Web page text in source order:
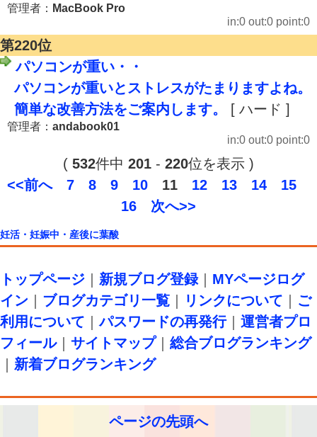
管理者： MacBook Pro
in:0 out:0 point:0
第220位
パソコンが重い・・
パソコンが重いとストレスがたまりますよね。
簡単な改善方法をご案内します。
[ ハード ]
管理者： andabook01
in:0 out:0 point:0
( 532件中 201 - 220位を表示 )
<<前へ
7 8 9 10 11 12 13 14
15
16
次へ>>
妊活・妊娠中・産後に葉酸
トップページ 新規ブログ登録｜ MYページログ
イン
ブログカテゴリ一覧 リンクについて
ご
利用について ｜パスワードの再発行｜ 運営者プロ
フィール｜ サイトマップ｜ 総合ブログランキング
新着ブログランキング
ページの先頭へ